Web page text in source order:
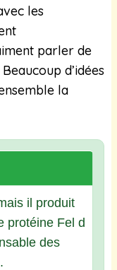
les
parler de
d’idées
la
il produit
protéine Fel d
des